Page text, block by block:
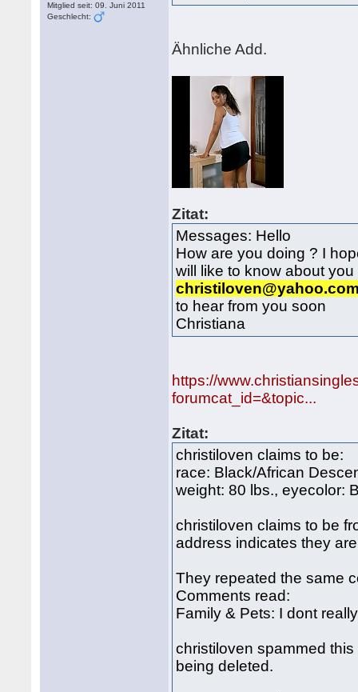
Mitglied seit: 09. Juni 2011
Geschlecht:
Ähnliche Add.
Zitat:
Messages: Hello
How are you doing ? I
will like to know about
to hear from you soon
Christiana
https://
forumcat_id=&topic...
Zitat:
christiloven claims to be:
race: Black/African
weight: 80 lbs., eyecolor:
christiloven claims to be
address indicates they
They repeated the same
Comments read:
Family & Pets: I dont
christiloven spammed
being deleted.